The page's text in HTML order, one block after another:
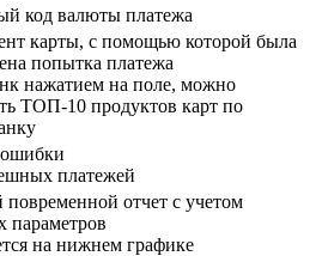
код валюты платежа
карты, с помощью которой была
попытка платежа
нажатием на поле, можно
ТОП-10 продуктов карт по
платежей
повременной отчет с учетом
параметров
на нижнем графике